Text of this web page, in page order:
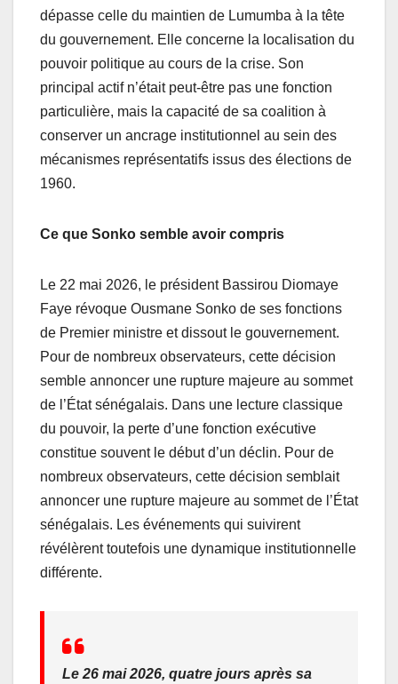
dépasse celle du maintien de Lumumba à la tête
du gouvernement. Elle concerne la localisation du
pouvoir politique au cours de la crise. Son
principal actif n’était peut-être pas une fonction
particulière, mais la capacité de sa coalition à
conserver un ancrage institutionnel au sein des
mécanismes représentatifs issus des élections de
1960.
Ce que Sonko semble avoir compris
Le 22 mai 2026, le président Bassirou Diomaye
Faye révoque Ousmane Sonko de ses fonctions
de Premier ministre et dissout le gouvernement.
Pour de nombreux observateurs, cette décision
semble annoncer une rupture majeure au sommet
de l’État sénégalais. Dans une lecture classique
du pouvoir, la perte d’une fonction exécutive
constitue souvent le début d’un déclin. Pour de
nombreux observateurs, cette décision semblait
annoncer une rupture majeure au sommet de l’État
sénégalais. Les événements qui suivirent
révélèrent toutefois une dynamique institutionnelle
différente.
Le 26 mai 2026, quatre jours après sa